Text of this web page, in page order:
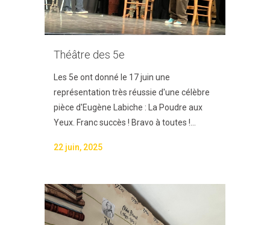
Théâtre des 5e
Les 5e ont donné le 17 juin une
représentation très réussie d'une célèbre
pièce d'Eugène Labiche : La Poudre aux
Yeux. Franc succès ! Bravo à toutes !...
22 juin, 2025